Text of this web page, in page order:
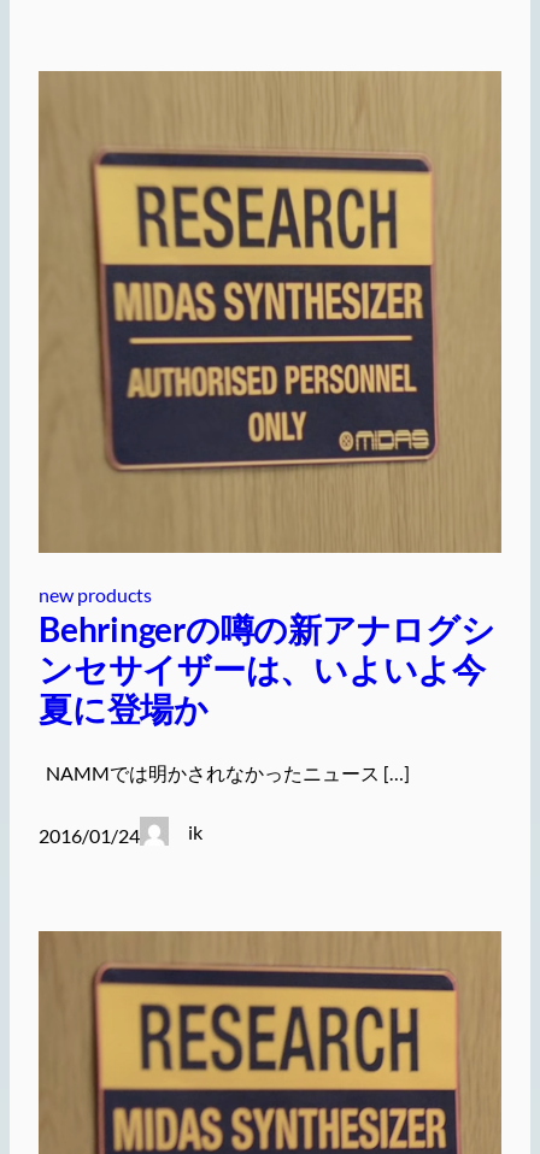
new products
Behringerの噂の新アナログシ
ンセサイザーは、いよいよ今
夏に登場か
NAMMでは明かされなかったニュース […]
2016/01/24 ik